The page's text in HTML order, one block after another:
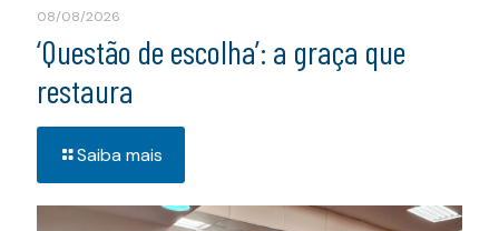
08/08/2026
‘Questão de escolha’: a graça que
restaura
Saiba mais